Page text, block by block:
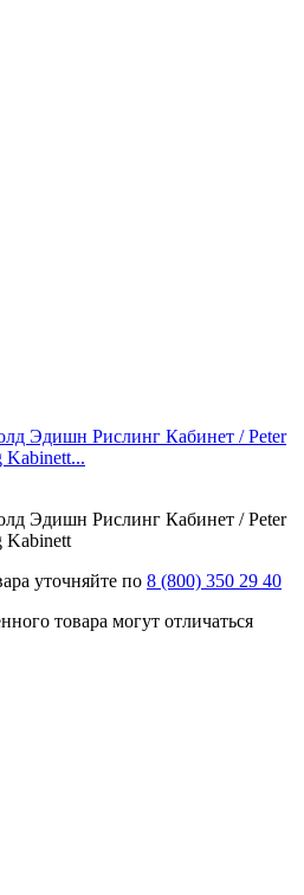
Эдишн Рислинг Кабинет / Peter
Kabinett...
Эдишн Рислинг Кабинет / Peter
Kabinett
уточняйте по 8 (800) 350 29 40
товара могут отличаться